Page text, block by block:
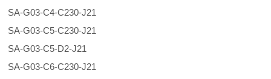
SA-G03-C4-C230-J21
SA-G03-C5-C230-J21
SA-G03-C5-D2-J21
SA-G03-C6-C230-J21